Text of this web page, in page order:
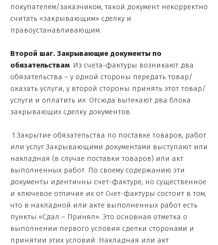
покупателем/заказчиком, такой документ некорректно
считать «закрывающим» сделку и
правоустанавливающим.
Второй шаг. Закрывающие документы по
обязательствам. Из счета-фактуры возникают два
обязательства – у одной стороны передать товар/
оказать услуги, у второй стороны принять этот товар/
услуги и оплатить их. Отсюда вытекают два блока
закрывающих сделку документов.
1.Закрытие обязательства по поставке товаров, работ
или услуг.Закрывающими документами выступают или
накладная (в случае поставки товаров) или акт
выполненных работ. По своему содержанию эти
документы идентичны счет-фактуре, но существенное
и ключевое отличие их от Счет-фактуры состоит в том,
что в накладной или акте выполненных работ есть
пункты «Сдал – Принял». Это основная отметка о
выполнении первого условия сделки сторонами и
принятии этих условий. Накладная или акт